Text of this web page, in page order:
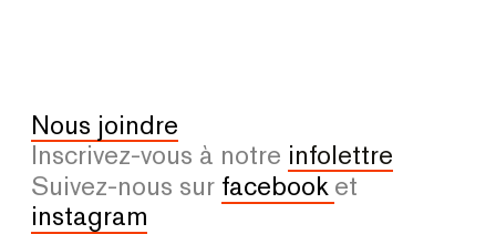
Nous joindre
Inscrivez-vous à notre infolettre
Suivez-nous sur facebook et
instagram